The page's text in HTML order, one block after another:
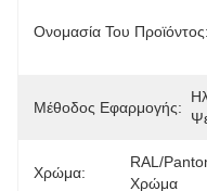
Ονομασία Του Προϊόντος:
Μέθοδος Εφαρμογής:
Χρώμα:
RAL/
Χρώμα